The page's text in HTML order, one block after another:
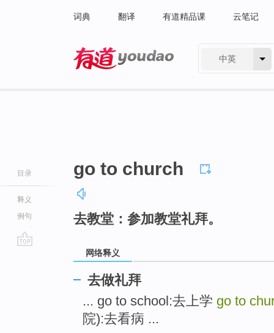
词典 翻译 有道精品课 云笔记
中英
目录
释义
例句
go to church
去教堂：参加教堂礼拜。
网络释义
去做礼拜
... go to school:去上学 go to
院):去看病 ...